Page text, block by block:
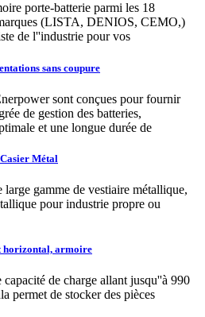
porte-batterie parmi les 18
(LISTA, DENIOS, CEMO,)
de l''industrie pour vos
sans coupure
sont conçues pour fournir
de gestion des batteries,
et une longue durée de
Métal
gamme de vestiaire métallique,
pour industrie propre ou
horizontal, armoire
de charge allant jusqu''à 990
permet de stocker des pièces